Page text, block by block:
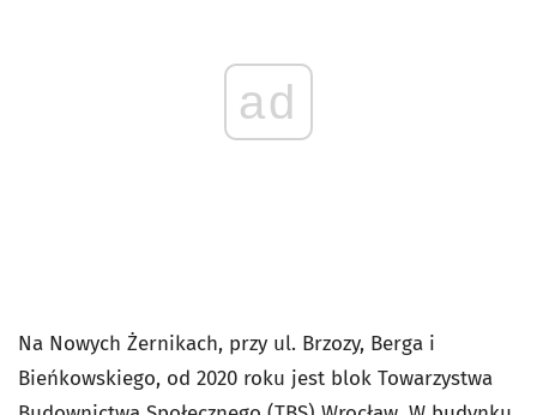
ad
Na Nowych Żernikach, przy ul. Brzozy, Berga i
Bieńkowskiego, od 2020 roku jest blok Towarzystwa